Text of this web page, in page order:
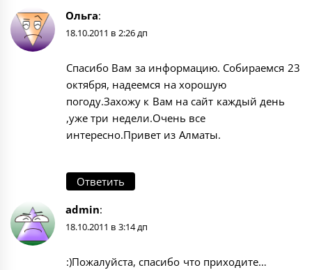
Ольга:
18.10.2011 в 2:26 дп
Спасибо Вам за информацию. Собираемся 23
октября, надеемся на хорошую
погоду.Захожу к Вам на сайт каждый день
,уже три недели.Очень все
интересно.Привет из Алматы.
Ответить
admin:
18.10.2011 в 3:14 дп
:)Пожалуйста, спасибо что приходите…